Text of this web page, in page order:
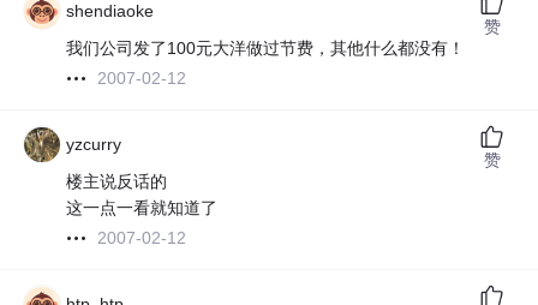
shendiaoke
我们公司发了100元大洋做过节费，其他什么都没有！
2007-02-12
赞
yzcurry
楼主说反话的
这一点一看就知道了
2007-02-12
赞